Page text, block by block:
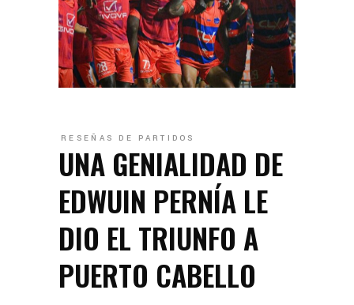
RESEÑAS DE PARTIDOS
UNA GENIALIDAD DE
EDWUIN PERNÍA LE
DIO EL TRIUNFO A
PUERTO CABELLO